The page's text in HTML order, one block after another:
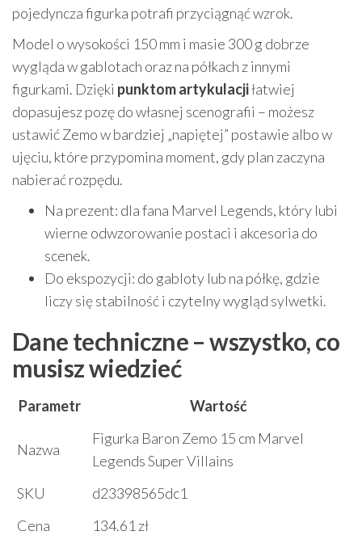
pojedyncza figurka potrafi przyciągnąć wzrok.
Model o wysokości 150 mm i masie 300 g dobrze
wygląda w gablotach oraz na półkach z innymi
figurkami. Dzięki punktom artykulacjiłatwiej
dopasujesz pozę do własnej scenografii – możesz
ustawić Zemo w bardziej „napiętej” postawie albo w
ujęciu, które przypomina moment, gdy plan zaczyna
nabierać rozpędu.
Na prezent: dla fana Marvel Legends, który lubi
wierne odwzorowanie postaci i akcesoria do
scenek.
Do ekspozycji: do gabloty lub na półkę, gdzie
liczy się stabilność i czytelny wygląd sylwetki.
Dane techniczne – wszystko, co
musisz wiedzieć
Parametr Wartość
Nazwa
Figurka Baron Zemo 15 cm Marvel
Legends Super Villains
SKU
d23398565dc1
Cena
134.61 zł